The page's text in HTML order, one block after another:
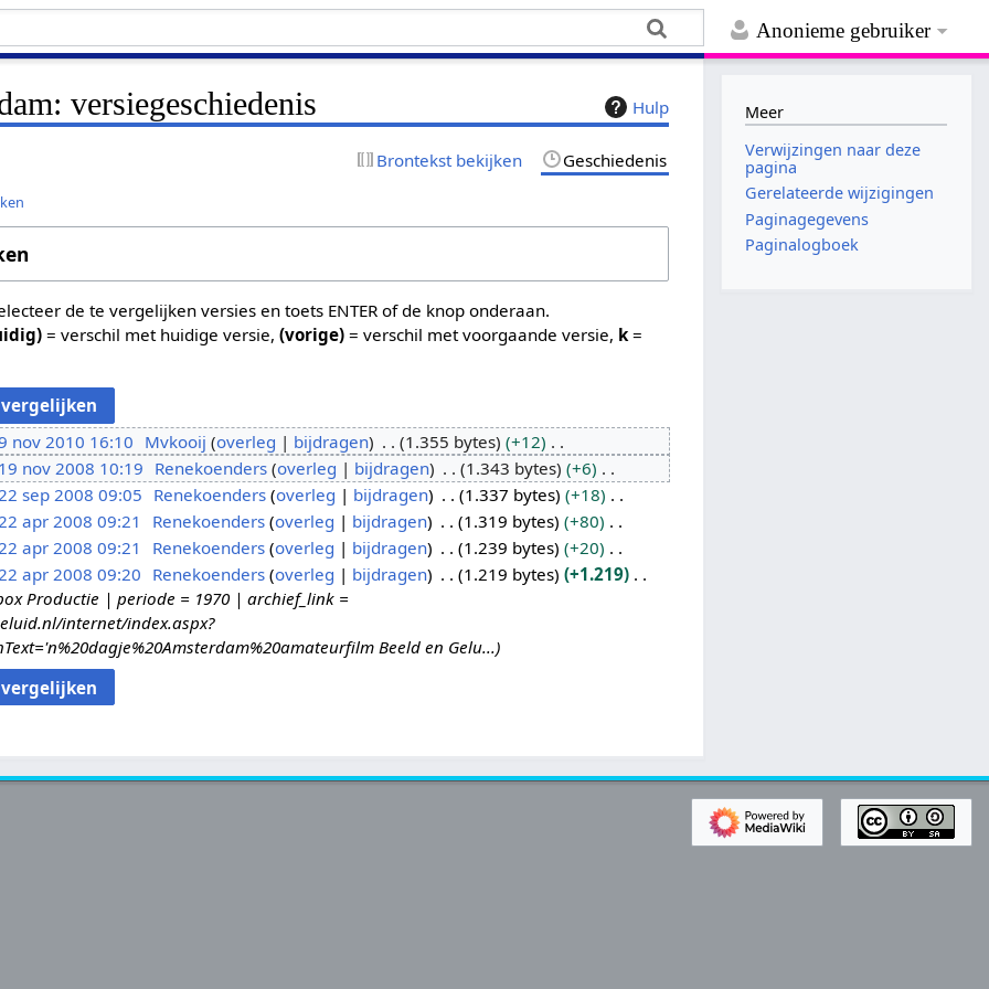
Anonieme gebruiker
Hulp
versiegeschiedenis
Brontekst bekijken Geschiedenis
de te vergelijken versies en toets ENTER of de knop onderaan.
= verschil met huidige versie,(vorige) = verschil met voorgaande versie, k =
nov 2010 16:10 Mvkooij overleg bijdragen 1.355 bytes
+12
19 nov 2008 10:19 Renekoenders overleg bijdragen 1.343 bytes
+6
sep 2008 09:05 Renekoenders overleg bijdragen 1.337 bytes
+18
apr 2008 09:21 Renekoenders overleg bijdragen 1.319 bytes
+80
apr 2008 09:21 Renekoenders overleg bijdragen 1.239 bytes
+20
apr 2008 09:20 Renekoenders overleg bijdragen 1.219 bytes
+1.219
Productie | periode = 1970 | archief_link =
internet/index.aspx?
Beeld en Gelu...
Meer
Verwijzingen naar deze
pagina
Gerelateerde wijzigingen
Paginagegevens
Paginalogboek